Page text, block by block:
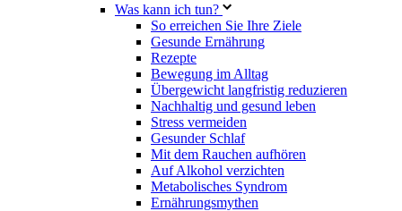
Was kann ich tun?
So erreichen Sie Ihre Ziele
Gesunde Ernährung
Rezepte
Bewegung im Alltag
Übergewicht langfristig reduzieren
Nachhaltig und gesund leben
Stress vermeiden
Gesunder Schlaf
Mit dem Rauchen aufhören
Auf Alkohol verzichten
Metabolisches Syndrom
Ernährungsmythen